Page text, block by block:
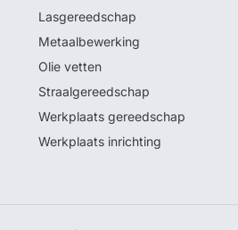
Lasgereedschap
Metaalbewerking
Olie vetten
Straalgereedschap
Werkplaats gereedschap
Werkplaats inrichting